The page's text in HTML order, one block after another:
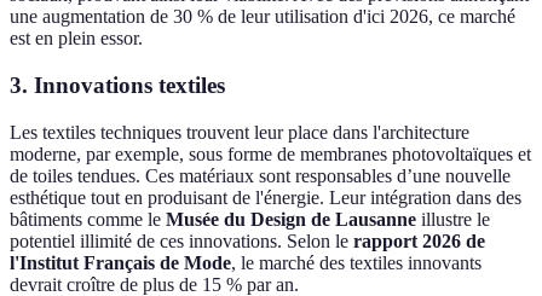
une augmentation de 30 % de leur utilisation d'ici 2026, ce marché
est en plein essor.
3. Innovations textiles
Les textiles techniques trouvent leur place dans l'architecture
moderne, par exemple, sous forme de membranes photovoltaïques et
de toiles tendues. Ces matériaux sont responsables d’une nouvelle
esthétique tout en produisant de l'énergie. Leur intégration dans des
bâtiments comme le Musée du Design de Lausanne illustre le
potentiel illimité de ces innovations. Selon le rapport 2026 de
l'Institut Français de Mode, le marché des textiles innovants
devrait croître de plus de 15 % par an.